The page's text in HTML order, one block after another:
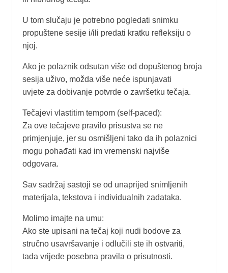
U tom slučaju je potrebno pogledati snimku
propuštene sesije i/ili predati kratku refleksiju o
njoj.
Ako je polaznik odsutan više od dopuštenog broja
sesija uživo, možda više neće ispunjavati
uvjete za dobivanje potvrde o završetku tečaja.
Tečajevi vlastitim tempom (self-paced):
Za ove tečajeve pravilo prisustva se ne
primjenjuje, jer su osmišljeni tako da ih polaznici
mogu pohađati kad im vremenski najviše
odgovara.
Sav sadržaj sastoji se od unaprijed snimljenih
materijala, tekstova i individualnih zadataka.
Molimo imajte na umu:
Ako ste upisani na tečaj koji nudi bodove za
stručno usavršavanje i odlučili ste ih ostvariti,
tada vrijede posebna pravila o prisutnosti.